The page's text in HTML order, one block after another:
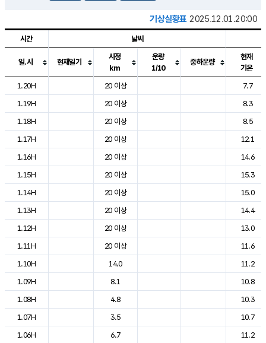
기상실황표 2025.12.01.20:00
도시별 기상실황표로 지점, 날씨, 기온, 강수, 바람, 기압등을 안내한 표입
시간 날씨
일.시 현재일기
시정
km
운량
1/10
중하운량
현재
기온
1.20H
20 이상
7.7
1.19H
20 이상
8.3
1.18H
20 이상
8.5
1.17H
20 이상
12.1
1.16H
20 이상
14.6
1.15H
20 이상
15.3
1.14H
20 이상
15.0
1.13H
20 이상
14.4
1.12H
20 이상
13.0
1.11H
20 이상
11.6
1.10H
14.0
11.2
1.09H
8.1
10.8
1.08H
4.8
10.3
1.07H
3.5
10.7
1.06H
6.7
11.2